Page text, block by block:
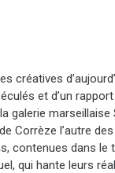
créatives
et d’un
galerie marseillaise
Corrèze l’autre
contenues dans le
qui hante leurs